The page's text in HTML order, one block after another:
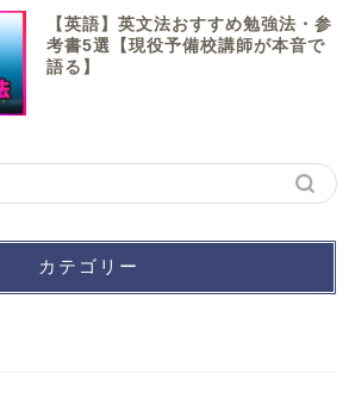
【英語】英文法おすすめ勉強法・参
考書5選【現役予備校講師が本音で
語る】
カテゴリー